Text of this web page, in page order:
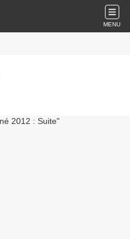
MENU